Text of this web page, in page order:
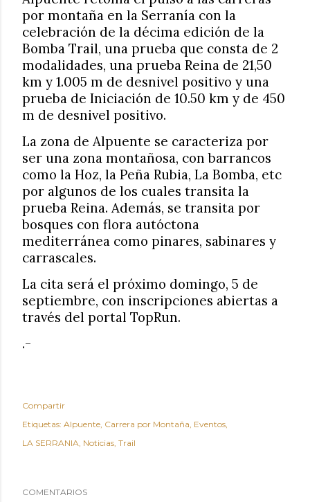
por montaña en la Serranía con la
celebración de la décima edición de la
Bomba Trail, una prueba que consta de 2
modalidades, una prueba Reina de 21,50
km y 1.005 m de desnivel positivo y una
prueba de Iniciación de 10.50 km y de 450
m de desnivel positivo.
La zona de Alpuente se caracteriza por
ser una zona montañosa, con barrancos
como la Hoz, la Peña Rubia, La Bomba, etc
por algunos de los cuales transita la
prueba Reina. Además, se transita por
bosques con flora autóctona
mediterránea como pinares, sabinares y
carrascales.
La cita será el próximo domingo, 5 de
septiembre, con inscripciones abiertas a
través del portal TopRun.
.-
Compartir
Etiquetas: Alpuente Carrera por Montaña Eventos
LA SERRANIA Noticias Trail
COMENTARIOS